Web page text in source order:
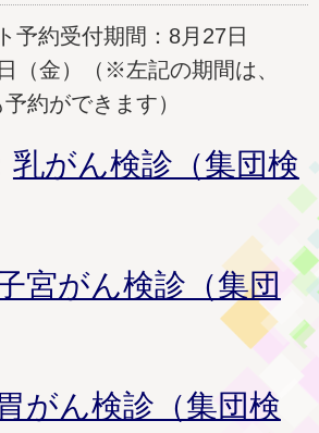
予約受付期間： 8月27日
（金）（※左記の期間は、
約ができます）
乳がん検診（集団検
宮がん検診（集団
胃がん検診（集団検